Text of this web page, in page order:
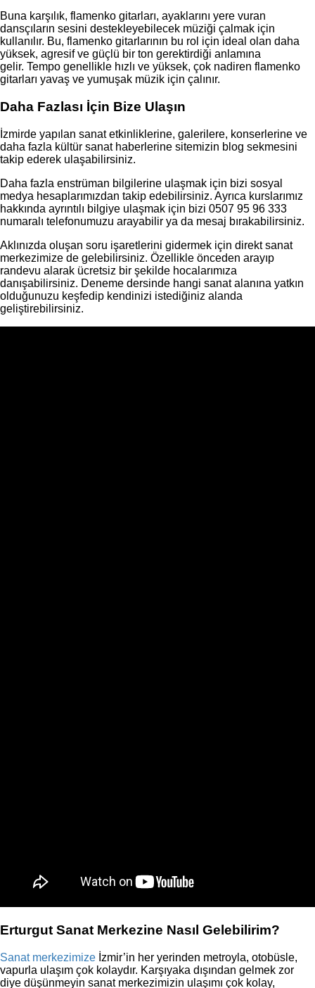
Buna karşılık, flamenko gitarları, ayaklarını yere vuran
dansçıların sesini destekleyebilecek müziği çalmak için
kullanılır. Bu, flamenko gitarlarının bu rol için ideal olan daha
yüksek, agresif ve güçlü bir ton gerektirdiği anlamına
gelir. Tempo genellikle hızlı ve yüksek, çok nadiren flamenko
gitarları yavaş ve yumuşak müzik için çalınır.
Daha Fazlası İçin Bize Ulaşın
İzmirde yapılan sanat etkinliklerine, galerilere, konserlerine ve
daha fazla kültür sanat haberlerine sitemizin blog sekmesini
takip ederek ulaşabilirsiniz.
Daha fazla enstrüman bilgilerine ulaşmak için bizi sosyal
medya hesaplarımızdan takip edebilirsiniz. Ayrıca kurslarımız
hakkında ayrıntılı bilgiye ulaşmak için bizi 0507 95 96 333
numaralı telefonumuzu arayabilir ya da mesaj bırakabilirsiniz.
Aklınızda oluşan soru işaretlerini gidermek için direkt sanat
merkezimize de gelebilirsiniz. Özellikle önceden arayıp
randevu alarak ücretsiz bir şekilde hocalarımıza
danışabilirsiniz. Deneme dersinde hangi sanat alanına yatkın
olduğunuzu keşfedip kendinizi istediğiniz alanda
geliştirebilirsiniz.
Erturgut Sanat Merkezine Nasıl Gelebilirim?
Sanat merkezimize İzmir’in her yerinden metroyla, otobüsle,
vapurla ulaşım çok kolaydır. Karşıyaka dışından gelmek zor
diye düşünmeyin sanat merkezimizin ulaşımı çok kolay,